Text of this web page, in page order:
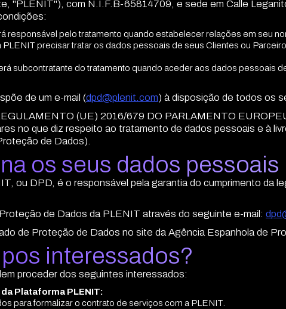
"PLENIT"), com N.I.F.B-65814709, e sede em Calle
responsável pelo tratamento quando estabelecer relações em seu
precisar tratar os dados pessoais de seus Clientes ou
subcontratante do tratamento quando aceder aos dados pessoais
de um e-mail (dpd@plenit.com) à disposição de todos os
(UE) 2016/679 DO PARLAMENTO
no que diz respeito ao tratamento de dados pessoais e à
de Dados).
os seus dados pessoais
ou DPD, é o responsável pela garantia do cumprimento da
de Dados da PLENIT através do seguinte e-mail:
de Proteção de Dados no site da Agência Espanhola de
interessados?
proceder dos seguintes interessados:
Plataforma PLENIT:
para formalizar o contrato de serviços com a PLENIT.